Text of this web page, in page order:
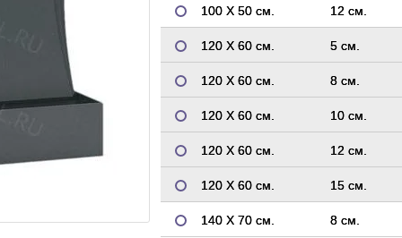
100 Х 50 см. 12 см.
120 Х 60 см. 5 см.
120 Х 60 см. 8 см.
120 Х 60 см. 10 см.
120 Х 60 см. 12 см.
120 Х 60 см. 15 см.
140 Х 70 см. 8 см.